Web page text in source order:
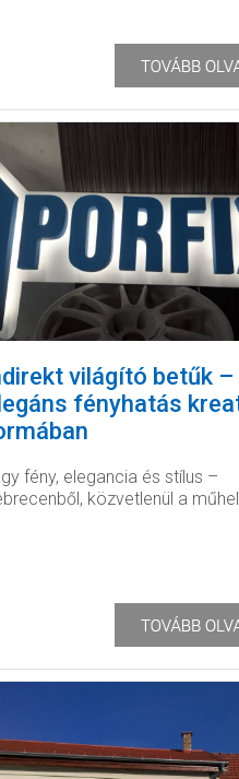
világító betűk –
fényhatás
fény, elegancia és stílus –
közvetlenül a